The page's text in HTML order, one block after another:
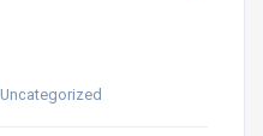
Uncategorized